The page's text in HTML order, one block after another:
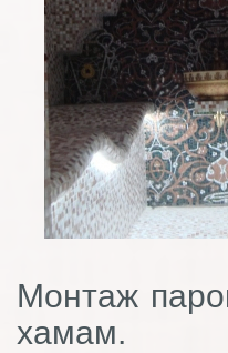
Монтаж
хамам.